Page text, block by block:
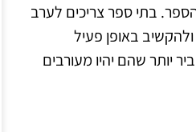
בתי ספר צריכים לערב
באופן פעיל
יותר שהם יהיו מעורבים